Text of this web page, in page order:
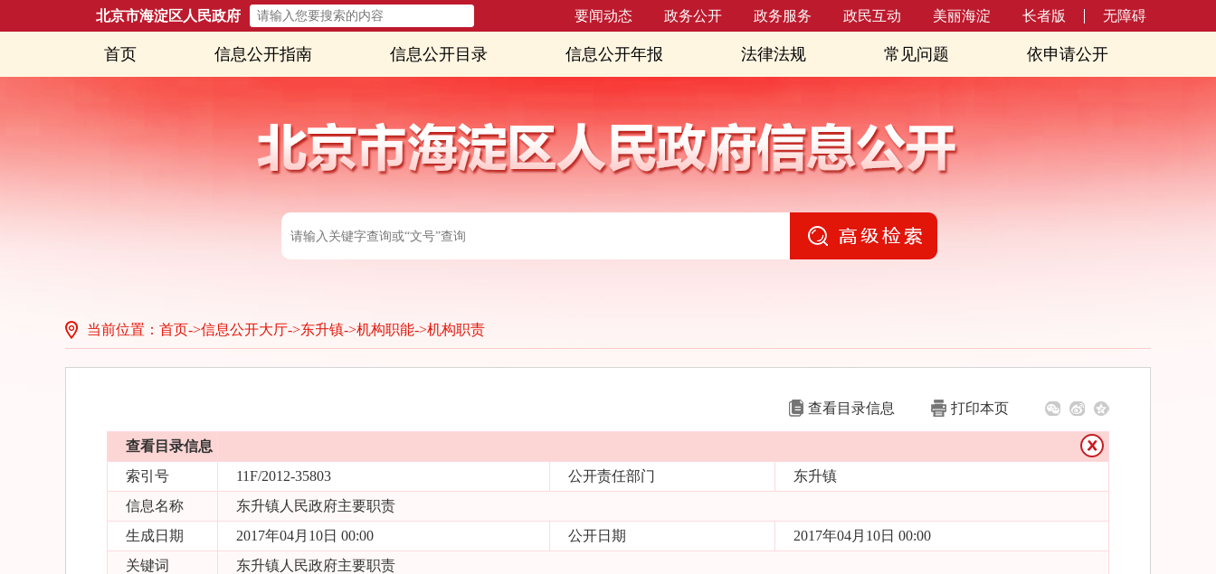
北京市海淀区人民政府 要闻动态 政务公开 政务服务 政民互动 美丽海淀 长者版 无障碍
首页 信息公开指南 信息公开目录 信息公开年报 法律法规 常见问题 依申请公开
当前位置：首页->信息公开大厅->东升镇->机构职能->机构职责
打印本页
查看目录信息
查看目录信息
索引号
11F/2012-35803 公开责任部门
东升镇
信息名称
东升镇人民政府主要职责
生成日期
2017年04月10日 00:00 公开日期
2017年04月10日 00:00
关键词
东升镇人民政府主要职责